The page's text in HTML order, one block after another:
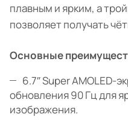
плавным и ярким, а
позволяет получать
Основные
6.7″ Super AMOLED-
обновления 90 Гц для
изображения.